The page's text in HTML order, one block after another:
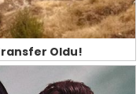
Oldu!